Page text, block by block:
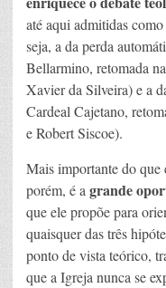
até aqui admitidas
seja, a da perda
Bellarmino, retomada
Xavier da Silveira) e a
Cardeal Cajetano,
e Robert Siscoe).
Mais importante do que
porém, é agrande
que ele propõe para
quaisquer das três
ponto de vista teórico,
que a Igreja nunca se